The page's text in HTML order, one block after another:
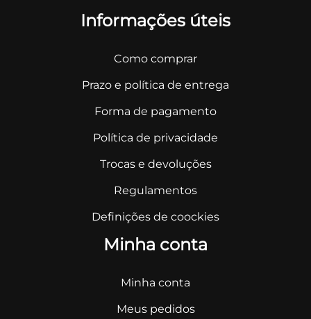
Informações úteis
Como comprar
Prazo e política de entrega
Forma de pagamento
Política de privacidade
Trocas e devoluções
Regulamentos
Definições de coockies
Minha conta
Minha conta
Meus pedidos